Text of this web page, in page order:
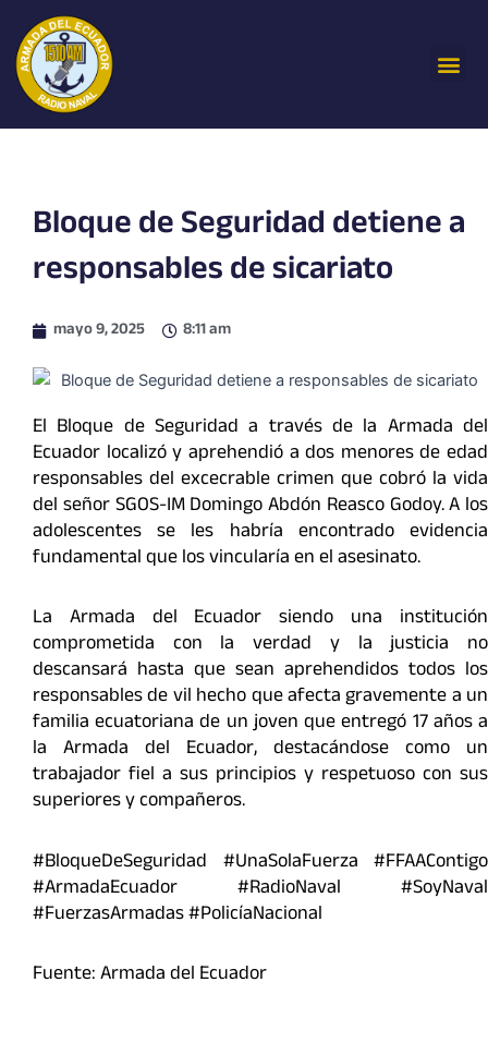
contenido
Bloque de Seguridad detiene a
responsables de sicariato
mayo 9, 2025 8:11 am
El Bloque de Seguridad a través de la Armada del
Ecuador localizó y aprehendió a dos menores de edad
responsables del excecrable crimen que cobró la vida
del señor SGOS-IM Domingo Abdón Reasco Godoy. A los
adolescentes se les habría encontrado evidencia
fundamental que los vincularía en el asesinato.
La Armada del Ecuador siendo una institución
comprometida con la verdad y la justicia no
descansará hasta que sean aprehendidos todos los
responsables de vil hecho que afecta gravemente a un
familia ecuatoriana de un joven que entregó 17 años a
la Armada del Ecuador, destacándose como un
trabajador fiel a sus principios y respetuoso con sus
superiores y compañeros.
#BloqueDeSeguridad #UnaSolaFuerza #FFAAContigo
#ArmadaEcuador #RadioNaval #SoyNaval
#FuerzasArmadas #PolicíaNacional
Fuente: Armada del Ecuador